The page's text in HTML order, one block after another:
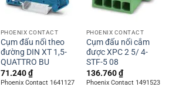
PHOENIX CONTACT
Cụm đấu nối theo
đường DIN XT 1,5-
QUATTRO BU
71.240₫
Phoenix Contact 1641127
PHOENIX CONTACT
Cụm đấu nối cắm
được XPC 2 5/ 4-
STF-5 08
136.760₫
Phoenix Contact 1491523